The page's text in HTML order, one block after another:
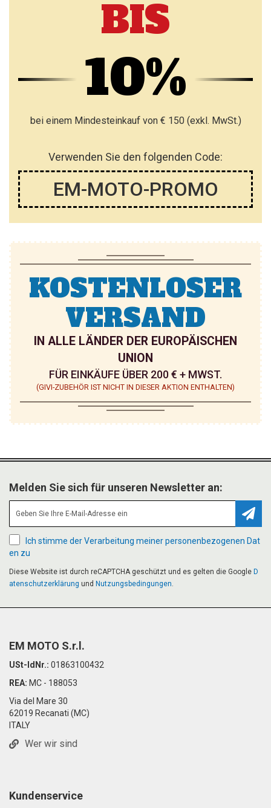
BIS
10%
bei einem Mindesteinkauf von € 150 (exkl. MwSt.)
Verwenden Sie den folgenden Code:
EM-MOTO-PROMO
KOSTENLOSER
VERSAND
IN ALLE LÄNDER DER EUROPÄISCHEN
UNION
FÜR EINKÄUFE ÜBER 200 € + MWST.
(GIVI-ZUBEHÖR IST NICHT IN DIESER AKTION ENTHALTEN)
Melden Sie sich für unseren Newsletter an:
Ich stimme der Verarbeitung meiner personenbezogenen Dat
en zu
Diese Website ist durch reCAPTCHA geschützt und es gelten die Google D
atenschutzerklärung und Nutzungsbedingungen.
EM MOTO S.r.l.
USt-IdNr.: 01863100432
REA: MC - 188053
Via del Mare 30
62019 Recanati (MC)
ITALY
Wer wir sind
Kundenservice